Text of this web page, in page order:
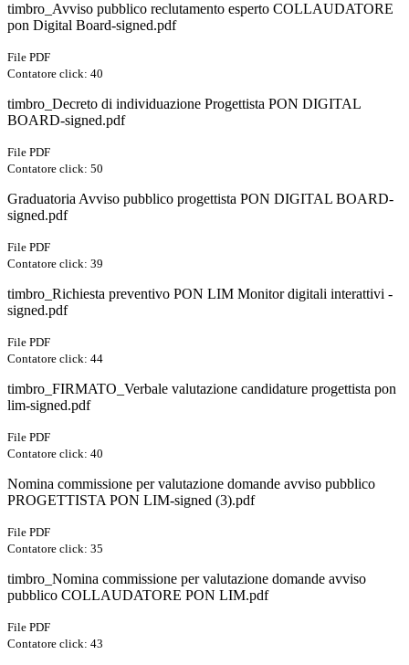
timbro_Avviso pubblico reclutamento esperto COLLAUDATORE
pon Digital Board-signed.pdf
File PDF
Contatore click: 40
timbro_Decreto di individuazione Progettista PON DIGITAL
BOARD-signed.pdf
File PDF
Contatore click: 50
Graduatoria Avviso pubblico progettista PON DIGITAL BOARD-
signed.pdf
File PDF
Contatore click: 39
timbro_Richiesta preventivo PON LIM Monitor digitali interattivi -
signed.pdf
File PDF
Contatore click: 44
timbro_FIRMATO_Verbale valutazione candidature progettista pon
lim-signed.pdf
File PDF
Contatore click: 40
Nomina commissione per valutazione domande avviso pubblico
PROGETTISTA PON LIM-signed (3).pdf
File PDF
Contatore click: 35
timbro_Nomina commissione per valutazione domande avviso
pubblico COLLAUDATORE PON LIM.pdf
File PDF
Contatore click: 43